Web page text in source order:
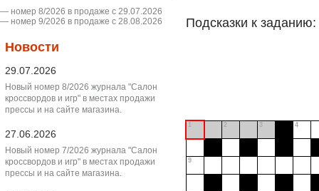
― номер 8/2026 в продаже с 29.07.2026
― номер 9/2026 в продаже с 28.08.2026
Новости
29.07.2026
Новый номер 8/2026 журнала "Салон
кроссвордов и игр" в местах продажи
прессы и на сайте магазина.
27.06.2026
Новый номер 7/2026 журнала "Салон
кроссвордов и игр" в местах продажи
прессы и на сайте магазина.
Подсказки к заданию:
1 2 3 4
9